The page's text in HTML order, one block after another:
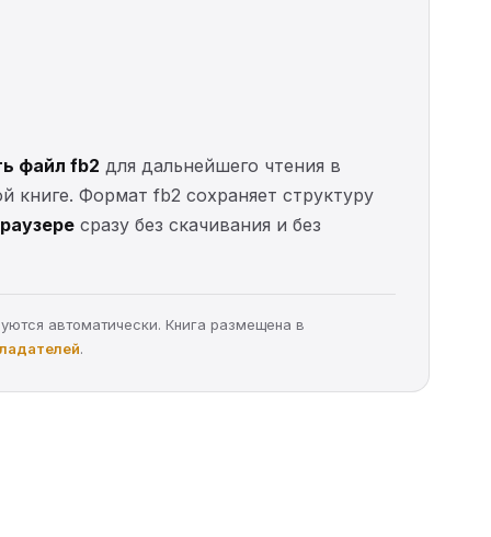
файл fb2 для дальнейшего чтения в
книге. Формат fb2 сохраняет структуру
сразу без скачивания и без
автоматически. Книга размещена в
.